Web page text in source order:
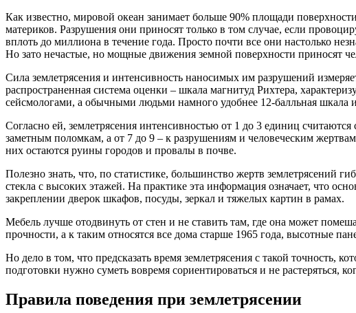
Как известно, мировой океан занимает больше 90% площади
материков. Разрушения они приносят только в том случае, если
вплоть до миллиона в течение года. Просто почти все они настолько
Но зато нечастые, но мощные движения земной поверхности приносят
Сила землетрясения и интенсивность наносимых им разрушений
распространенная система оценки – шкала магнитуд Рихтера,
сейсмологами, а обычными людьми намного удобнее 12-балльная шкала
Согласно ей, землетрясения интенсивностью от 1 до 3 единиц
заметным поломкам, а от 7 до 9 – к разрушениям и человеческим
них остаются руины городов и провалы в почве.
Полезно знать, что, по статистике, большинство жертв землетрясений
стекла с высоких этажей. На практике эта информация означает, что
закреплении дверок шкафов, посуды, зеркал и тяжелых картин в рамах.
Мебель лучше отодвинуть от стен и не ставить там, где она может
прочности, а к таким относятся все дома старше 1965 года, высотные
Но дело в том, что предсказать время землетрясения с такой точность,
подготовки нужно суметь вовремя сориентироваться и не растеряться,
Правила поведения при землетрясении